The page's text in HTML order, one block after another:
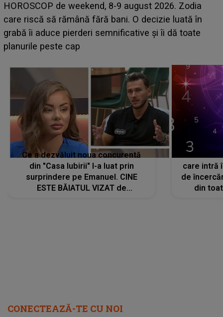
HOROSCOP de weekend, 8-9 august 2026. Zodia
care riscă să rămână fără bani. O decizie luată în
grabă îi aduce pierderi semnificative și îi dă toate
planurile peste cap
Ce a dezvăluit noua concurentă
din "Casa Iubirii" l-a luat prin
surprindere pe Emanuel. CINE
ESTE BĂIATUL VIZAT de
care intră
de
din
CONECTEAZĂ-TE CU NOI